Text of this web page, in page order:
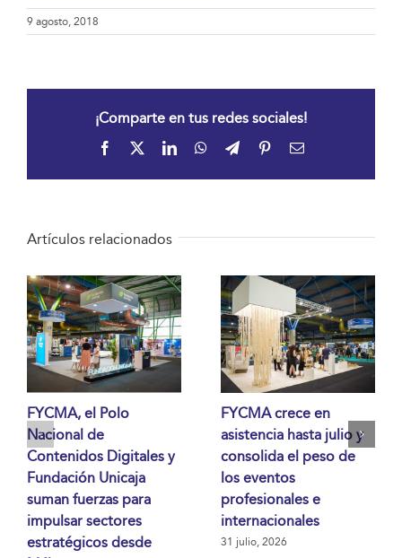
9 agosto, 2018
¡Comparte en tus redes sociales!
Facebook LinkedInWhatsApp
TelegramPinterestCorreo
Artículos relacionados
FYCMA, el Polo
Nacional de
Contenidos Digitales y
Fundación Unicaja
suman fuerzas para
impulsar sectores
estratégicos desde
FYCMA crece en
asistencia hasta julio y
consolida el peso de
los eventos
profesionales e
internacionales
31 julio, 2026